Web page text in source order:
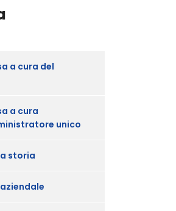
a cura del
a cura
unico
storia